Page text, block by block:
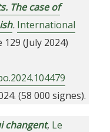
The case of
. International
129 (July 2024)
(58 000 signes).
changent, Le